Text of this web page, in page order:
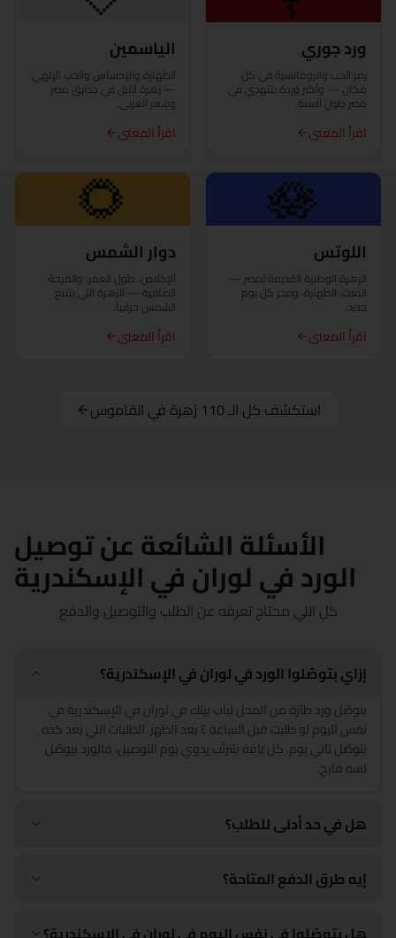
ورد جوري
رمز الحب والرومانسية في كل
مكان — وأكتر وردة بتتهدي في
مصر طول السنة.
اقرأ المعنى
الياسمين
الطهارة والإحساس والحب الإلهي
— زهرة الليل في حدايق مصر
وشعر العربي.
اقرأ المعنى
🪷
اللوتس
الزهرة الوطنية القديمة لمصر —
البعث، الطهارة، وفجر كل يوم
جديد.
اقرأ المعنى
🌻
دوار الشمس
الإخلاص، طول العمر، والفرحة
الصافية — الزهرة اللي بتتبع
الشمس حرفياً.
اقرأ المعنى
استكشف كل الـ 110 زهرة في القاموس
الأسئلة الشائعة عن توصيل
الورد في لوران في الإسكندرية
كل اللي محتاج تعرفه عن الطلب والتوصيل والدفع
إزاي بتوصّلوا الورد في لوران في الإسكندرية؟
بنوصّل ورد طازة من المحل لباب بيتك في لوران في الإسكندرية في
نفس اليوم لو طلبت قبل الساعة ٤ بعد الظهر. الطلبات اللي بعد كده
بتوصّل تاني يوم. كل باقة بتترتّب يدوي يوم التوصيل، فالورد بيوصّل
لسه فايح.
هل في حد أدنى للطلب؟
إيه طرق الدفع المتاحة؟
كفر الشيخ
الخارجة
الأقصر
مرسى مطروح
المنيا
بورسعيد
شبين الكوم
طنطا
الزقازيق